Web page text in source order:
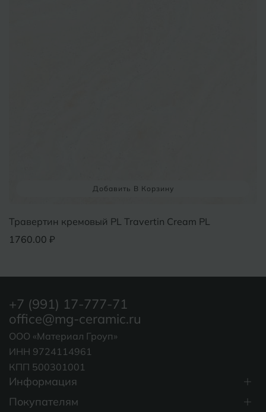
Добавить В Корзину
Травертин кремовый PL Travertin Cream PL
1760.00 ₽
Информация
Покупателям
+7 (991) 17-777-71
office@mg-ceramic.ru
ООО «Материал Гроуп»
ИНН 9724114961
КПП 500301001